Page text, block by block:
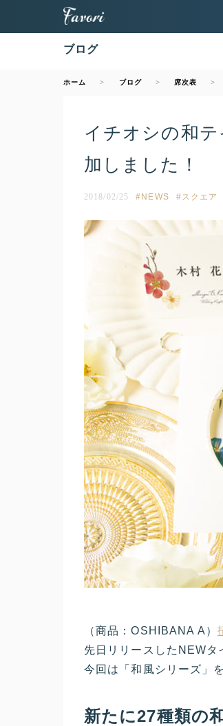
ブログ
ホーム ブログ 席次表
イチオシの和
加しました！
2018/02/25 NEWS スクエア
（商品：OSHIBANA A）
先日リリースしたNEWタ
今回は「和風シリーズ」
新たに27種類の